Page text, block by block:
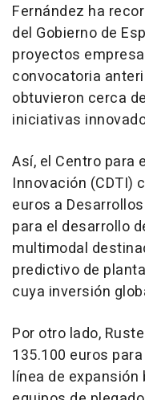
Fernández ha
del Gobierno de
proyectos
convocatoria
obtuvieron cerca
iniciativas
Así, el Centro para
Innovación (CDTI)
euros a
para el desarrollo
multimodal
predictivo de
cuya inversión
Por otro lado,
135.100 euros
línea de